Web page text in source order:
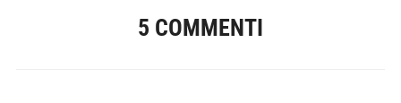
5 COMMENTI